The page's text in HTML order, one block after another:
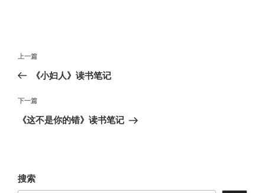
文
导
航
上
一
文
章
上一篇
《小妇人》读书笔记
下
一
下一篇
《这不是你的错》读书笔记
搜索